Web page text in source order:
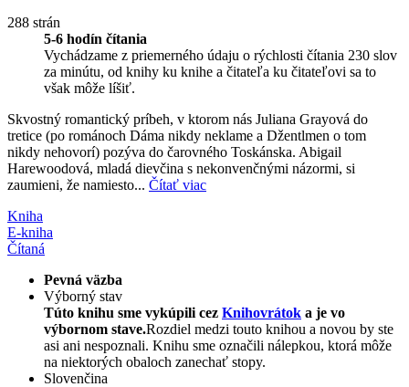
288 strán
5-6 hodín čítania
Vychádzame z priemerného údaju o rýchlosti čítania 230 slov
za minútu, od knihy ku knihe a čitateľa ku čitateľovi sa to
však môže líšiť.
Skvostný romantický príbeh, v ktorom nás Juliana Grayová do
tretice (po románoch Dáma nikdy neklame a Džentlmen o tom
nikdy nehovorí) pozýva do čarovného Toskánska. Abigail
Harewoodová, mladá dievčina s nekonvenčnými názormi, si
zaumieni, že namiesto... Čítať viac
Kniha
E-kniha
Čítaná
Pevná väzba
Výborný stav
Túto knihu sme vykúpili cez Knihovrátok a je vo
výbornom stave.Rozdiel medzi touto knihou a novou by ste
asi ani nespoznali. Knihu sme označili nálepkou, ktorá môže
na niektorých obaloch zanechať stopy.
Slovenčina